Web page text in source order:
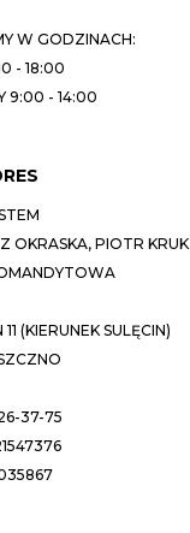
W GODZINACH:
- 18:00
9:00 - 14:00
OKRASKA, PIOTR KRUK
(KIERUNEK SULĘCIN)
37-75